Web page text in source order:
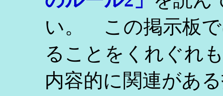
い。 この掲示板で
ることをくれぐれ
内容的に関連があ